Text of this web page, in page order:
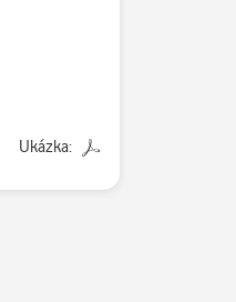
Ukázka: